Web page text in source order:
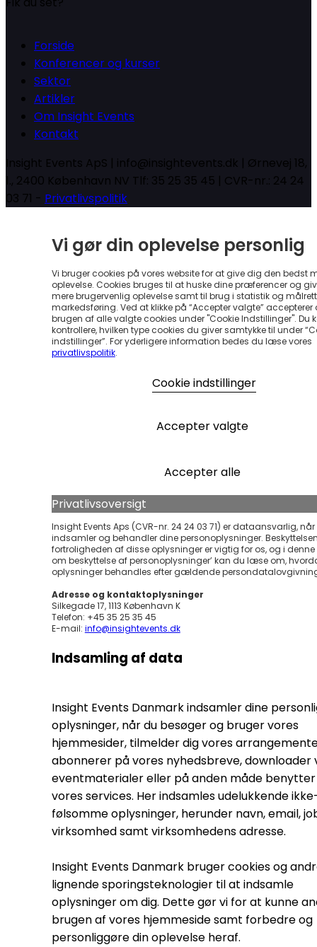
Forside
Konferencer og kurser
Sektor
Artikler
Om Insight Events
Kontakt
Insight Events ApS | info@insightevents.dk | Ørnevej 18,
1., 2400 København NV Tlf: 35 25 35 45 | CVR-nr.: 24 24
03 71 - Privatlivspolitik
Vi gør din oplevelse personlig
Vi bruger cookies på vores website for at give dig den bedst
oplevelse. Cookies bruges til at huske dine præferencer og
mere brugervenlig oplevelse samt til brug i statistik og
markedsføring. Ved at klikke på “Accepter valgte” accepterer
brugen af alle valgte cookies under "Cookie Indstillinger". Du
kontrollere, hvilken type cookies du giver samtykke til under
indstillinger”. For yderligere information bedes du læse vores
privatlivspolitik.
Cookie indstillinger
Accepter valgte
Accepter alle
Privatlivsoversigt
Insight Events Aps (CVR-nr. 24 24 03 71) er dataansvarlig, når
indsamler og behandler dine personoplysninger.
fortroligheden af disse oplysninger er vigtig for os, og i denne
om beskyttelse af personoplysninger’ kan du læse om,
oplysninger behandles efter gældende
Adresse og kontaktoplysninger
Silkegade 17, 1113 København K
Telefon: +45 35 25 35 45
E-mail: info@insightevents.dk
Indsamling af data
Insight Events Danmark indsamler dine
oplysninger, når du besøger og bruger vores
hjemmesider, tilmelder dig vores
abonnerer på vores nyhedsbreve, downloader
eventmaterialer eller på anden måde benytter
vores services. Her indsamles udelukkende
følsomme oplysninger, herunder navn, email,
virksomhed samt virksomhedens adresse.
Insight Events Danmark bruger cookies og
lignende sporingsteknologier til at indsamle
oplysninger om dig. Dette gør vi for at kunne
brugen af vores hjemmeside samt forbedre og
personliggøre din oplevelse heraf.